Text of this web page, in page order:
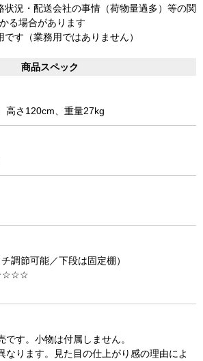
状況・配送会社の事情（荷物量過多）等の関
る場合があります
す（業務用ではありません）
商品スペック
高さ120cm、重量27kg
調節可能／下段は固定棚）
す。小物は付属しません。
ります。見た目の仕上がり感の理由によ